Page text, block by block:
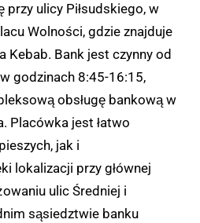
ulicy Piłsudskiego, w
Wolności, gdzie znajduje
Kebab. Bank jest czynny od
godzinach 8:45-16:15,
obsługę bankową w
Placówka jest łatwo
jak i
lokalizacji przy głównej
ulic Średniej i
sąsiedztwie banku